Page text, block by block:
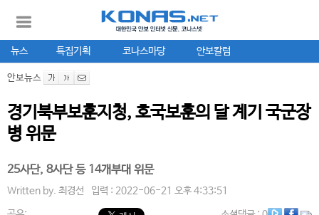
뉴스 특집기획 코나스마당 안보칼럼
안보뉴스
경기북부보훈지청, 호국보훈의 달 계기 국군장
병 위문
25사단, 8사단 등 14개부대 위문
Written by. 최경선 입력 : 2022-06-21 오후 4:33:51